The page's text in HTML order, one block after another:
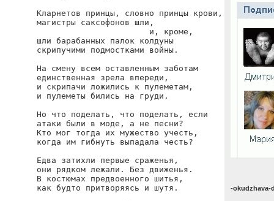
Кларнетов принцы, словно принцы крови,
магистры саксофонов шли,
                       и, кроме,
шли барабанных палок колдуны
скрипучими подмостками войны.
На смену всем оставленным заботам
единственная зрела впереди,
и скрипачи ложились к пулеметам,
и пулеметы бились на груди.
Но что поделать, что поделать, если
атаки были в моде, а не песни?
Кто мог тогда их мужество учесть,
когда им гибнуть выпадала честь?
Едва затихли первые сраженья,
они рядком лежали. Без движенья.
В костюмах предвоенного шитья,
как будто притворяясь и шутя.
-okudzhava-